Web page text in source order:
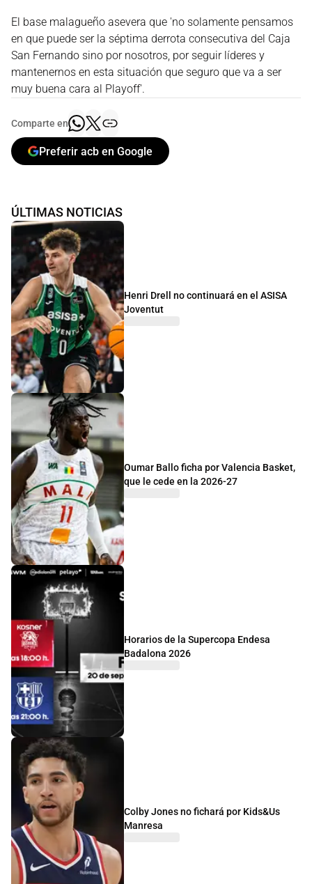
El base malagueño asevera que 'no solamente pensamos
en que puede ser la séptima derrota consecutiva del Caja
San Fernando sino por nosotros, por seguir líderes y
mantenernos en esta situación que seguro que va a ser
muy buena cara al Playoff'.
Comparte en
Preferir acb en Google
ÚLTIMAS NOTICIAS
Henri Drell no continuará en el ASISA
Joventut
Oumar Ballo ficha por Valencia Basket,
que le cede en la 2026-27
Horarios de la Supercopa Endesa
Badalona 2026
Colby Jones no fichará por Kids&Us
Manresa